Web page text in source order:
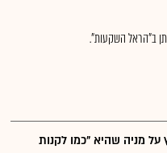
ב"הראל השקעות".
מניה שהיא "כמו לקנות